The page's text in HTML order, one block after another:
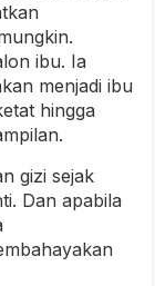
ibu. Ia
menjadi ibu
hingga
gizi sejak
Dan apabila